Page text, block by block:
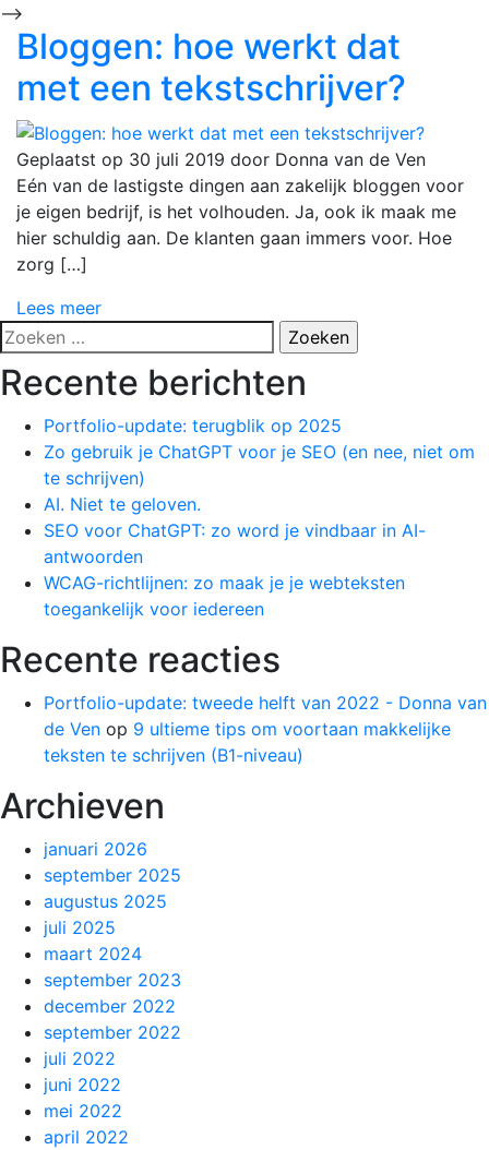
-->
Bloggen: hoe werkt dat
met een tekstschrijver?
Geplaatst op 30 juli 2019 door Donna van de Ven
Eén van de lastigste dingen aan zakelijk bloggen voor
je eigen bedrijf, is het volhouden. Ja, ook ik maak me
hier schuldig aan. De klanten gaan immers voor. Hoe
zorg […]
Lees meer
Zoeken
naar:
Recente berichten
Portfolio-update: terugblik op 2025
Zo gebruik je ChatGPT voor je SEO (en nee, niet om
te schrijven)
AI. Niet te geloven.
SEO voor ChatGPT: zo word je vindbaar in AI-
antwoorden
WCAG-richtlijnen: zo maak je je webteksten
toegankelijk voor iedereen
Recente reacties
Portfolio-update: tweede helft van 2022 - Donna van
de Ven op 9 ultieme tips om voortaan makkelijke
teksten te schrijven (B1-niveau)
Archieven
januari 2026
september 2025
augustus 2025
juli 2025
maart 2024
september 2023
december 2022
september 2022
juli 2022
juni 2022
mei 2022
april 2022